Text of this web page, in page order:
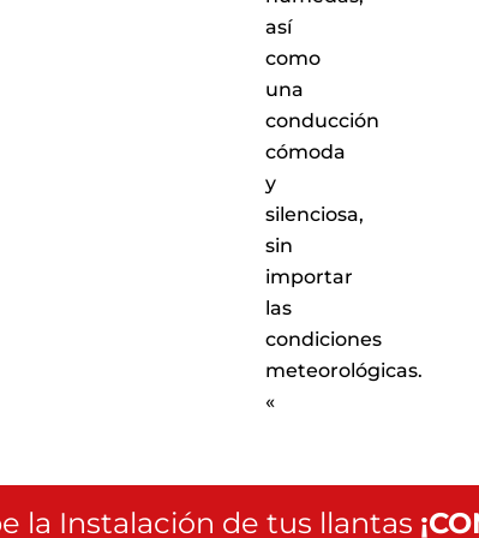
así
como
una
conducción
cómoda
y
silenciosa,
sin
importar
las
condiciones
meteorológicas.
«
la Instalación de tus llantas